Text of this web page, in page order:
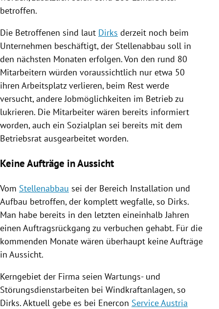
betroffen.
Die Betroffenen sind laut Dirks derzeit noch beim
Unternehmen beschäftigt, der Stellenabbau soll in
den nächsten Monaten erfolgen. Von den rund 80
Mitarbeitern würden voraussichtlich nur etwa 50
ihren Arbeitsplatz verlieren, beim Rest werde
versucht, andere Jobmöglichkeiten im Betrieb zu
lukrieren. Die Mitarbeiter wären bereits informiert
worden, auch ein Sozialplan sei bereits mit dem
Betriebsrat ausgearbeitet worden.
Keine Aufträge in Aussicht
Vom Stellenabbau sei der Bereich Installation und
Aufbau betroffen, der komplett wegfalle, so Dirks.
Man habe bereits in den letzten eineinhalb Jahren
einen Auftragsrückgang zu verbuchen gehabt. Für die
kommenden Monate wären überhaupt keine Aufträge
in Aussicht.
Kerngebiet der Firma seien Wartungs- und
Störungsdienstarbeiten bei Windkraftanlagen, so
Dirks. Aktuell gebe es bei Enercon Service Austria